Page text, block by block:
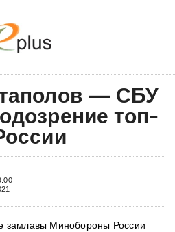
— СБУ
топ-
замлавы Минобороны России